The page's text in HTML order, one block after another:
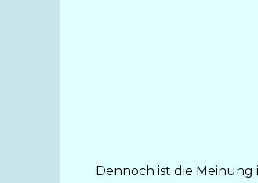
Dennoch ist die Meinung